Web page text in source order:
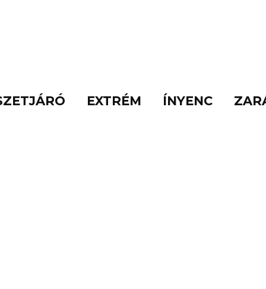
EXTRÉM ÍNYENC